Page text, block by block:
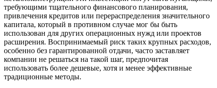
требующими тщательного финансового планирования,
привлечения кредитов или перераспределения значительного
капитала, который в противном случае мог бы быть
использован для других операционных нужд или проектов
расширения. Воспринимаемый риск таких крупных расходов,
особенно без гарантированной отдачи, часто заставляет
компании не решаться на такой шаг, предпочитая
использовать более дешевые, хотя и менее эффективные
традиционные методы.